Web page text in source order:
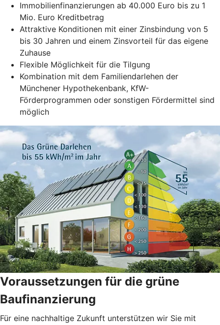
Immobilienfinanzierungen ab 40.000 Euro bis zu 1
Mio. Euro Kreditbetrag
Attraktive Konditionen mit einer Zinsbindung von 5
bis 30 Jahren und einem Zinsvorteil für das eigene
Zuhause
Flexible Möglichkeit für die Tilgung
Kombination mit dem Familiendarlehen der
Münchener Hypothekenbank, KfW-
Förderprogrammen oder sonstigen Fördermittel sind
möglich
Voraussetzungen für die grüne
Baufinanzierung
Für eine nachhaltige Zukunft unterstützen wir Sie mit